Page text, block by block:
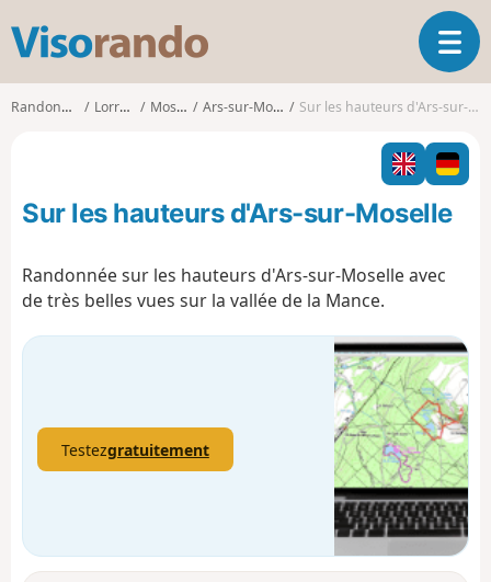
s
o
o
O
u
i
r
l
a
a
t
i
o
n
Randonnées Lorraine Moselle Ars-sur-Moselle Sur les hauteurs d'Ars-sur-Moselle
Sur les hauteurs d'Ars-sur-Moselle
Randonnée sur les hauteurs d'Ars-sur-Moselle avec
de très belles vues sur la vallée de la Mance.
Testezgratuitement